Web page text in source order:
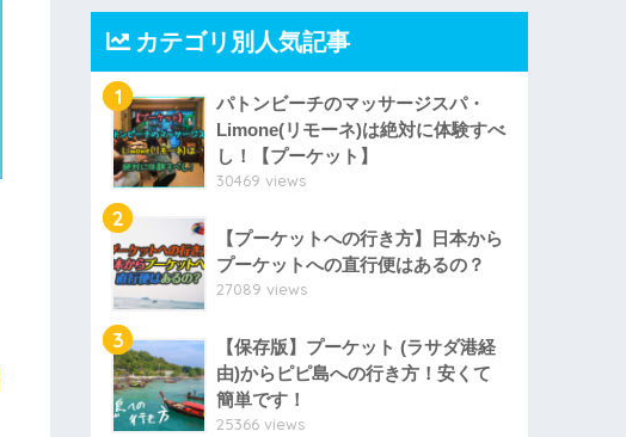
カテゴリ別人気記事
1
パトンビーチのマッサージスパ・
Limone(リモーネ)は絶対に体験すべ
し！【プーケット】
30469 views
2
【プーケットへの行き方】日本から
プーケットへの直行便はあるの？
27089 views
3
【保存版】プーケット (ラサダ港経
由)からピピ島への行き方！安くて
簡単です！
25366 views